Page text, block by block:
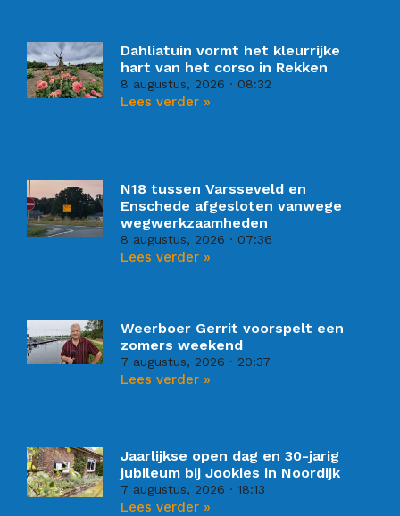
Dahliatuin vormt het kleurrijke
hart van het corso in Rekken
8 augustus, 2026 08:32
Lees verder »
N18 tussen Varsseveld en
Enschede afgesloten vanwege
wegwerkzaamheden
8 augustus, 2026 07:36
Lees verder »
Weerboer Gerrit voorspelt een
zomers weekend
7 augustus, 2026 20:37
Lees verder »
Jaarlijkse open dag en 30-jarig
jubileum bij Jookies in Noordijk
7 augustus, 2026 18:13
Lees verder »